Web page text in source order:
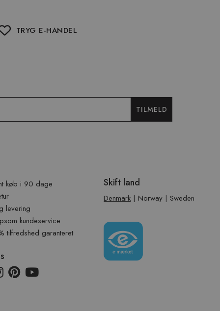
TRYG E-HANDEL
TILMELD
køb i 90 dage
levering
kundeservice
tilfredshed garanteret
Skift land
Denmark | Norway |Sweden